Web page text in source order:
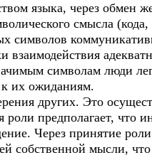
языка, через обмен
смысла
символов
взаимодействия
символам люди
к их ожиданиям.
других. Это
предполагает, что
Через принятие
собственной мысли,